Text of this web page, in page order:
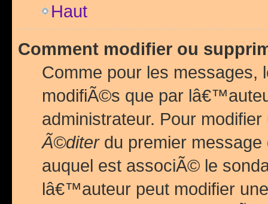
Haut
Comment modifier ou
Comme pour les messages,
modifiÃ©s que par
administrateur. Pour
Ã©diterdu premier
auquel est associÃ© le
lâ€™auteur peut modifier